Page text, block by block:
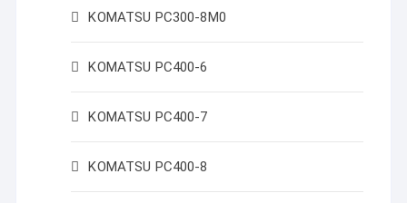
KOMATSU PC300-8M0
KOMATSU PC400-6
KOMATSU PC400-7
KOMATSU PC400-8